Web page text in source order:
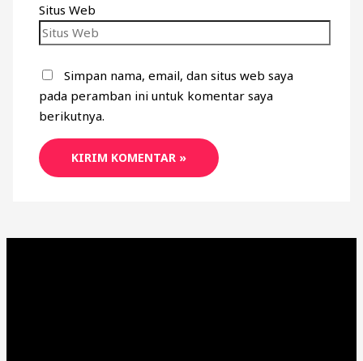
Situs Web
Simpan nama, email, dan situs web saya
pada peramban ini untuk komentar saya
berikutnya.